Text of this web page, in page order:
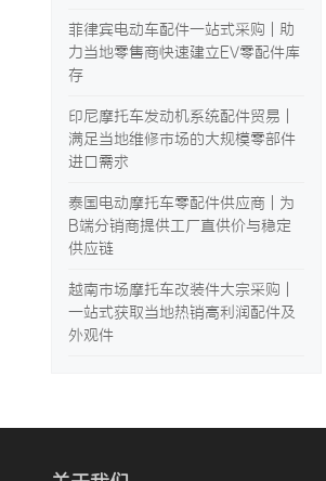
菲律宾电动车配件一站式采购 | 助
力当地零售商快速建立EV零配件库
存
印尼摩托车发动机系统配件贸易 |
满足当地维修市场的大规模零部件
进口需求
泰国电动摩托车零配件供应商 | 为
B端分销商提供工厂直供价与稳定
供应链
越南市场摩托车改装件大宗采购 |
一站式获取当地热销高利润配件及
外观件